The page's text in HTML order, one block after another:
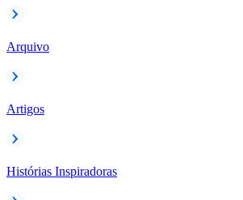
Arquivo
Artigos
Histórias Inspiradoras